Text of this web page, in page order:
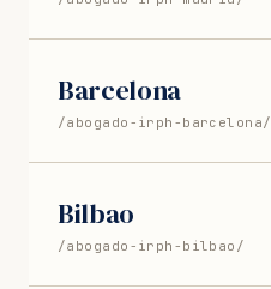
Barcelona
/abogado-irph-barcelona/
Bilbao
/abogado-irph-bilbao/